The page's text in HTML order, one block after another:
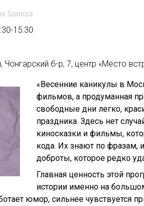
Sonrisa
15:30
б-р, 7, центр «Место
«Весенние каникулы в
фильмов, а продуманная
свободные дни легко,
праздника. Здесь нет
киносказки и фильмы,
кода. Их знают по фразам,
доброты, которое редко
Главная ценность этой
истории именно на
юмор, сильнее чувствуется